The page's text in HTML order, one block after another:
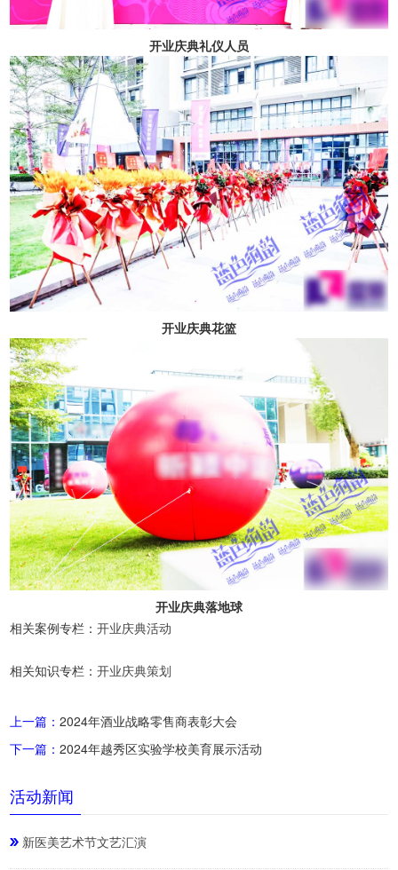
开业庆典礼仪人员
开业庆典花篮
开业庆典落地球
相关案例专栏：开业庆典活动
相关知识专栏：开业庆典策划
上一篇：2024年酒业战略零售商表彰大会
下一篇：2024年越秀区实验学校美育展示活动
活动新闻
新医美艺术节文艺汇演